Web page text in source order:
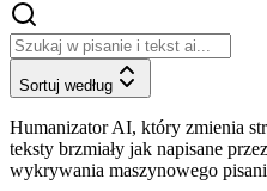
Sortuj według
Humanizator AI, który zmienia
teksty brzmiały jak napisane
wykrywania maszynowego